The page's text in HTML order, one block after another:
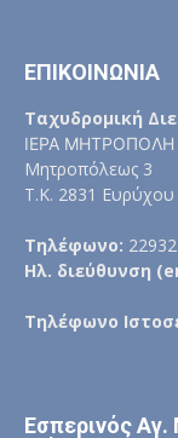
ΕΠΙΚΟΙΝΩΝΙΑ
Ταχυδρομική
ΙΕΡΑ
Μητροπόλεως 3
Τ.Κ. 2831 Ευρύχου
Τηλέφωνο:
Ηλ. διεύθυνση
Τηλέφωνο
Εσπερινός